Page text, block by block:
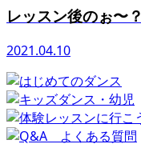
レッスン後のぉ〜？
2021.04.10